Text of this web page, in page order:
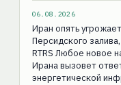
06.08.2026
Иран опять
Персидского
RTRS Любое новое
Ирана вызовет
энергетической